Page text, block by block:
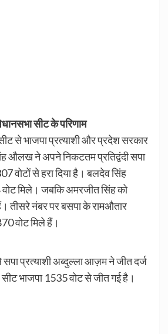
सीट के परिणाम
से भाजपा प्रत्याशी और प्रदेश सरकार
औलख ने अपने निकटतम प्रतिद्वंदी सपा
वोटों से हरा दिया है। बलदेव सिंह
मिले। जबकि अमरजीत सिंह को
तीसरे नंबर पर बसपा के रामऔतार
वोट मिले हैं।
सपा प्रत्याशी अब्दुल्ला आज़म ने जीत दर्ज
सीट भाजपा 1535 वोट से जीत गई है।